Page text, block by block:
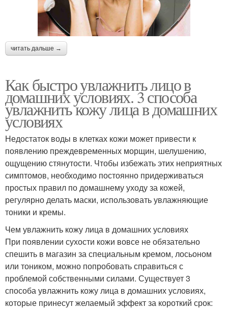
читать дальше →
Как быстро увлажнить лицо в
домашних условиях. 3 способа
увлажнить кожу лица в домашних
условиях
Недостаток воды в клетках кожи может привести к
появлению преждевременных морщин, шелушению,
ощущению стянутости. Чтобы избежать этих неприятных
симптомов, необходимо постоянно придерживаться
простых правил по домашнему уходу за кожей,
регулярно делать маски, использовать увлажняющие
тоники и кремы.
Чем увлажнить кожу лица в домашних условиях
При появлении сухости кожи вовсе не обязательно
спешить в магазин за специальным кремом, лосьоном
или тоником, можно попробовать справиться с
проблемой собственными силами. Существует 3
способа увлажнить кожу лица в домашних условиях,
которые принесут желаемый эффект за короткий срок: